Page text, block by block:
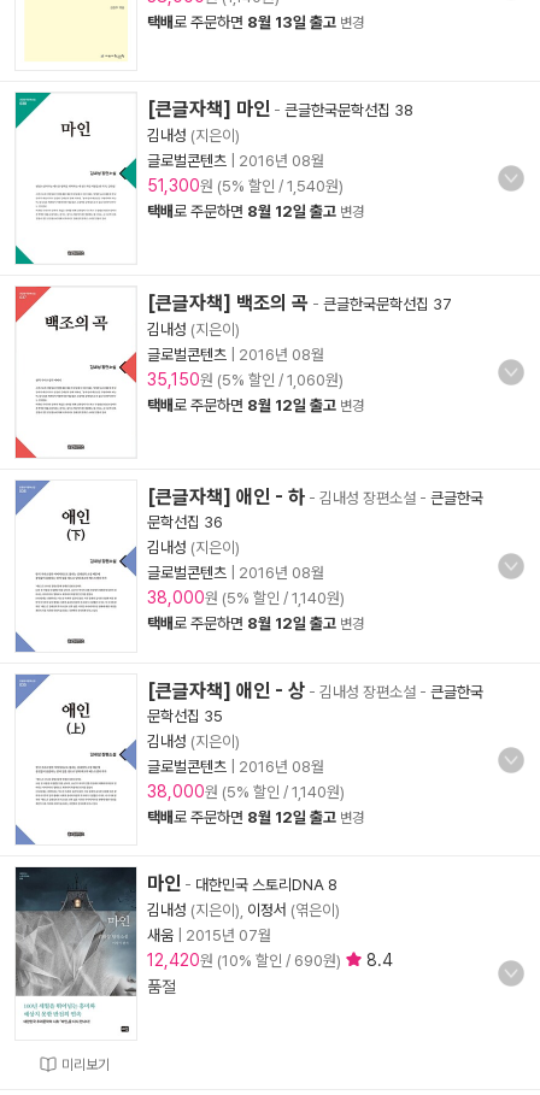
택배로 주문하면 8월 13일 출고 변경
[큰글자책] 마인 - 큰글한국문학선집 38
김내성 (지은이)
글로벌콘텐츠
2016년 08월
51,300원 (5% 할인 / 1,540원)
택배로 주문하면 8월 12일 출고 변경
[큰글자책] 백조의 곡 - 큰글한국문학선집 37
김내성 (지은이)
글로벌콘텐츠
2016년 08월
35,150원 (5% 할인 / 1,060원)
택배로 주문하면 8월 12일 출고 변경
[큰글자책] 애인 - 하 - 김내성 장편소설 - 큰글한국
문학선집 36
김내성 (지은이)
글로벌콘텐츠
2016년 08월
38,000원 (5% 할인 / 1,140원)
택배로 주문하면 8월 12일 출고 변경
[큰글자책] 애인 - 상 - 김내성 장편소설 - 큰글한국
문학선집 35
김내성 (지은이)
글로벌콘텐츠
2016년 08월
38,000원 (5% 할인 / 1,140원)
택배로 주문하면 8월 12일 출고 변경
미리보기
마인 - 대한민국 스토리DNA 8
김내성 (지은이), 이정서 (엮은이)
새움
2015년 07월
12,420원 (10% 할인 / 690원)
8.4
품절